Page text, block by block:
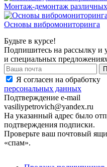
Монтаж-демонтаж
Основы вибромониторинга
Будьте в курсе!
Подпишитесь на рассылку и
и специальных
Я согласен на обработку
персональных данных
Подтверждение e-mail
vasiliypetrovich@yandex.ru
На указанный адрес было
подтверждения подписки.
Проверьте ваш почтовый
«спам».